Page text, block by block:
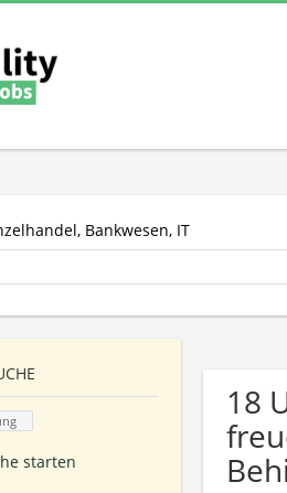
Bankwesen, IT
starten
18